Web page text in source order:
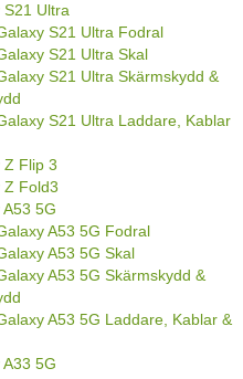
S21 Ultra
S21 Ultra Fodral
S21 Ultra Skal
S21 Ultra Skärmskydd &
S21 Ultra Laddare, Kablar
Z Flip 3
Z Fold3
5G
A53 5G Fodral
A53 5G Skal
A53 5G Skärmskydd &
A53 5G Laddare, Kablar &
5G